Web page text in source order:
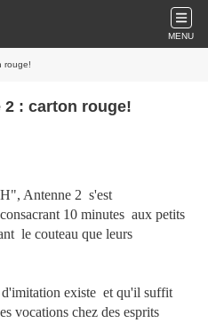
MENU
rouge!
2 : carton rouge!
Antenne 2 s'est
10 minutes aux petits
le couteau que leurs
existe et qu'il suffit
vocations chez des esprits